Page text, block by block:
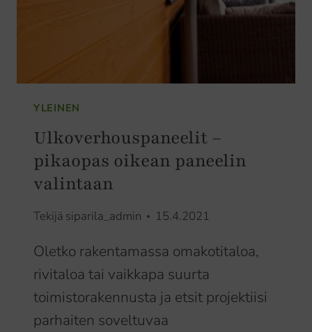
YLEINEN
Ulkoverhouspaneelit –
pikaopas oikean paneelin
valintaan
Tekijä siparila_admin 15.4.2021
Oletko rakentamassa omakotitaloa,
rivitaloa tai vaikkapa suurta
toimistorakennusta ja etsit projektiisi
parhaiten soveltuvaa